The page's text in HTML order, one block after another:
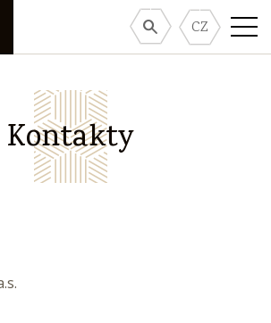
CZ
Kontakty